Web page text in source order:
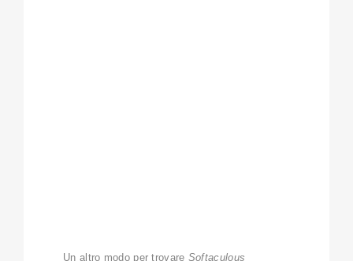
Un altro modo per trovare Softaculous